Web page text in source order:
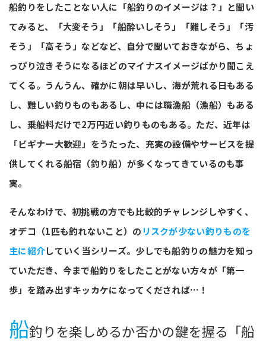
船釣りをしたことない人に「船釣りのイメージは？」と聞い
てみると、「大変そう」「船酔いしそう」「難しそう」「汚
そう」「高そう」などなど、自分で聞いておきながら、ちょ
っぴり泣きそうになるほどのマイナスイメージばかり聞こえ
てくる。うんうん、確かに朝は早いし、海が荒れる日もある
し、難しい釣りものもあるし、中には職漁船（漁船）もある
し、乗船料だけで2万円近い釣りものもある。ただ、近年は
「ビギナー大歓迎」をうたった、充実の設備やサービスを提
供してくれる船宿（釣り船）が多くなってきているのも事
実。
そんなわけで、初挑戦の方でも比較的チャレンジしやすく、
オデコ（1匹も釣れないこと）の リスクが少ない釣りものを
主に紹介していく当シリーズ。少しでも船釣りの魅力を知っ
ていただき、今まで船釣りをしたことがない方々が「第一
歩」を踏み出すキッカケになってくだされば…！
船釣りを楽しめるか否かの鍵を握る「船